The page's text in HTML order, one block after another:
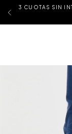
3 CUOTAS SIN